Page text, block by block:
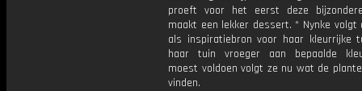
proeft voor het eerst deze
maakt een lekker dessert. * Nynke volgt
als inspiratiebron voor haar kleurrijke
haar tuin vroeger aan bepaalde
moest voldoen volgt ze nu wat de
vinden.